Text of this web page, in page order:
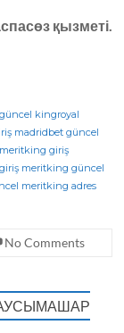
қызметі.
kingroyal
madridbet güncel
meritking giriş
meritking güncel
meritking adres
No Comments